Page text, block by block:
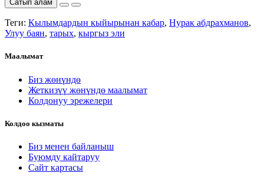
Сатып алам
Теги: Кылымдардын кыйырынан кабар, Нурак абдрахманов,
Улуу баян, тарых, кыргыз эли
Маалымат
Биз жөнүндө
Жеткизүү жөнүндө маалымат
Колдонуу эрежелери
Колдоо кызматы
Биз менен байланыш
Буюмду кайтаруу
Сайт картасы